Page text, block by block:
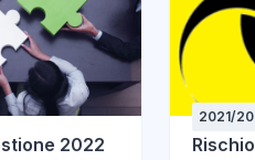
2022
2021/